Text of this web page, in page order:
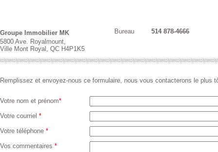
Groupe Immobilier MK
5800 Ave. Royalmount,
Ville Mont Royal, QC H4P1K5
Bureau 514 878-4666
Remplissez et envoyez-nous ce formulaire, nous vous contacterons le plus
Votre nom et prénom*
Votre courriel *
Votre téléphone *
Vos commentaires *